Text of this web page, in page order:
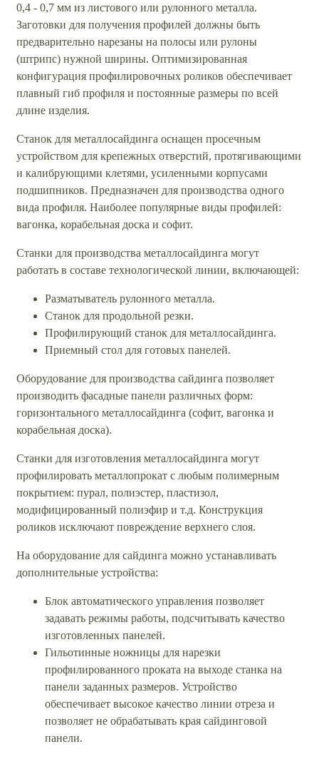
0,4 - 0,7 мм из листового или рулонного металла.
Заготовки для получения профилей должны быть
предварительно нарезаны на полосы или рулоны
(штрипс) нужной ширины. Оптимизированная
конфигурация профилировочных роликов обеспечивает
плавный гиб профиля и постоянные размеры по всей
длине изделия.
Станок для металлосайдинга оснащен просечным
устройством для крепежных отверстий, протягивающими
и калибрующими клетями, усиленными корпусами
подшипников. Предназначен для производства одного
вида профиля. Наиболее популярные виды профилей:
вагонка, корабельная доска и софит.
Станки для производства металлосайдинга могут
работать в составе технологической линии, включающей:
Разматыватель рулонного металла.
Станок для продольной резки.
Профилирующий станок для металлосайдинга.
Приемный стол для готовых панелей.
Оборудование для производства сайдинга позволяет
производить фасадные панели различных форм:
горизонтального металлосайдинга (софит, вагонка и
корабельная доска).
Станки для изготовления металлосайдинга могут
профилировать металлопрокат с любым полимерным
покрытием: пурал, полиэстер, пластизол,
модифицированный полиэфир и т.д. Конструкция
роликов исключают повреждение верхнего слоя.
На оборудование для сайдинга можно устанавливать
дополнительные устройства:
Блок автоматического управления позволяет
задавать режимы работы, подсчитывать качество
изготовленных панелей.
Гильотинные ножницы для нарезки
профилированного проката на выходе станка на
панели заданных размеров. Устройство
обеспечивает высокое качество линии отреза и
позволяет не обрабатывать края сайдинговой
панели.